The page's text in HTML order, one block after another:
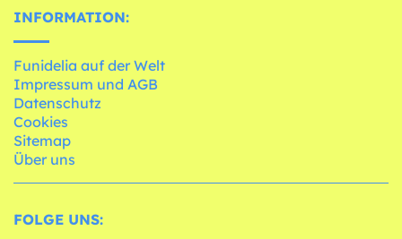
INFORMATION:
Funidelia auf der Welt
Impressum und AGB
Datenschutz
Cookies
Sitemap
Über uns
FOLGE UNS: